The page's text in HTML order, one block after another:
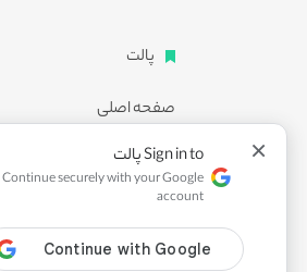
پالت
صفحه اصلی
اشتراک ویژه
پشتیبانی
× Sign in to پالت
Continue securely with your Google
account